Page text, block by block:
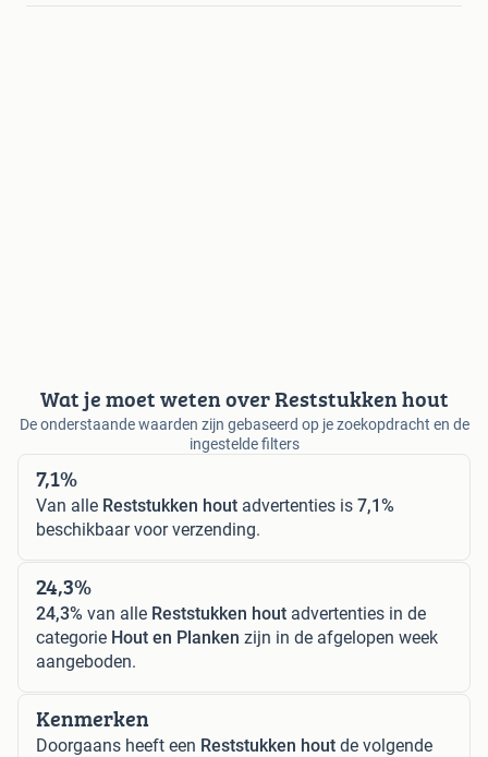
Wat je moet weten over Reststukken hout
De onderstaande waarden zijn gebaseerd op je zoekopdracht en de
ingestelde filters
7,1%
Van alle Reststukken hout advertenties is 7,1%
beschikbaar voor verzending.
24,3%
24,3% van alle Reststukken hout advertenties in de
categorie Hout en Planken zijn in de afgelopen week
aangeboden.
Kenmerken
Doorgaans heeft een Reststukken hout de volgende